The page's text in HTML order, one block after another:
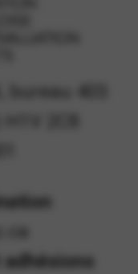
adhésions